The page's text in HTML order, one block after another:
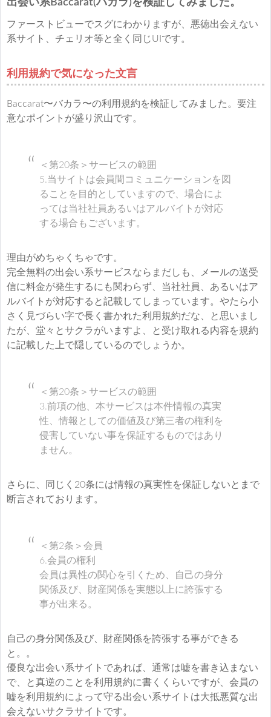
出会い系Baccarat(バカラ)を検証してみました。
ファーストビューでスグにわかりますが、悪徳出会えない
系サイト、チェリオ等と全く同じUIです。
利用規約で気になった文言
Baccarat〜バカラ〜の利用規約を検証してみました。要注
意なポイントが盛り沢山です。
＜第20条＞サービスの範囲
5.当サイトは会員間コミュニケーションを図
ることを目的としていますので、場合によ
っては当社社員あるいはアルバイトが対応
する場合もございます。
理由がめちゃくちゃです。
完全無料の出会い系サービスならまだしも、メールの送受
信に料金が発生するにも関わらず、当社社員、あるいはア
ルバイトが対応すると記載してしまっています。やたら小
さく見づらい字で長く書かれた利用規約だな、と思いまし
たが、堂々とサクラがいますよ、と受け取れる内容を規約
に記載した上で隠しているのでしょうか。
＜第20条＞サービスの範囲
3.前項の他、本サービスは本件情報の真実
性、情報としての価値及び第三者の権利を
侵害していない事を保証するものではあり
ません。
さらに、同じく20条には情報の真実性を保証しないとまで
断言されております。
＜第2条＞会員
6.会員の権利
会員は異性の関心を引くため、自己の身分
関係及び、財産関係を実態以上に誇張する
事が出来る。
自己の身分関係及び、財産関係を誇張する事ができる
と。。
優良な出会い系サイトであれば、通常は嘘を書き込まない
で、と真逆のことを利用規約に書くくらいですが、会員の
嘘を利用規約によって守る出会い系サイトは大抵悪質な出
会えないサクラサイトです。